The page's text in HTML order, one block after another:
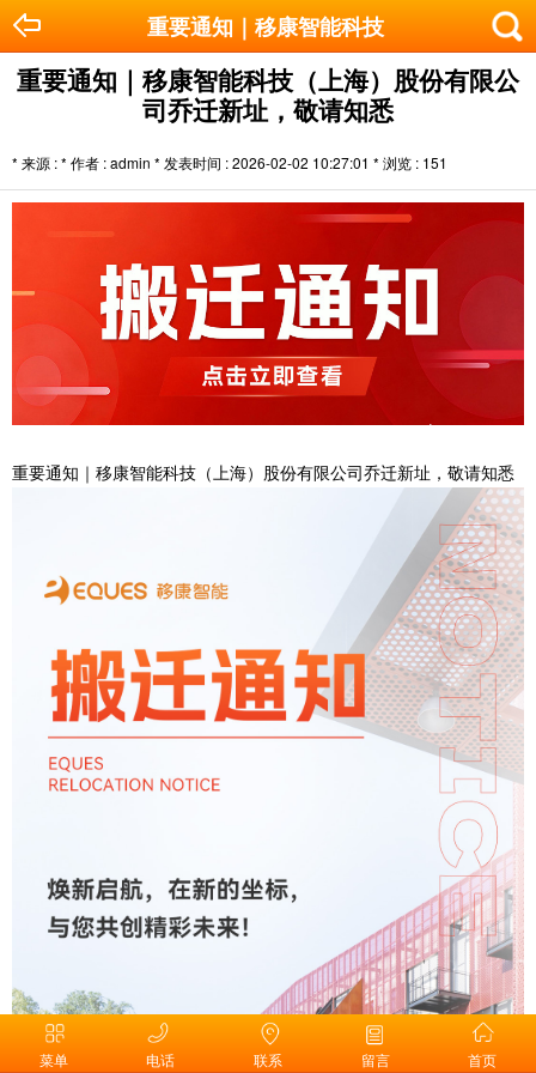
重要通知｜移康智能科技（上海）股份
重要通知｜移康智能科技（上海）股份有限公
司乔迁新址，敬请知悉
* 来源 : * 作者 : admin * 发表时间 : 2026-02-02 10:27:01 * 浏览 : 151
重要通知｜移康智能科技（上海）股份有限公司乔迁新址，敬请知悉
菜单 电话 联系 留言 首页